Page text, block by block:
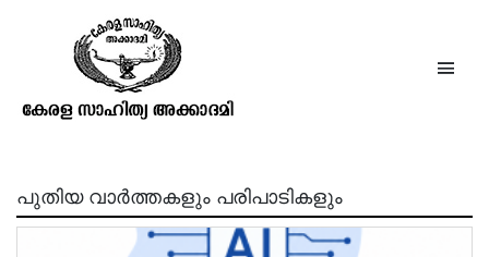
കേരളധര്‍മ്മം പുഷ്പം3 ദളം9,10
1103 കന്നി,തുലാം
പുതിയ വാർത്തകളും പരിപാടികളും